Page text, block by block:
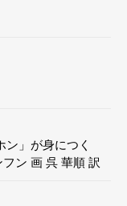
ン」が身につく
ン 画 呉 華順 訳